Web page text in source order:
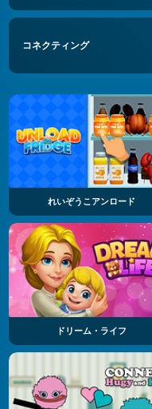
コネクティング
れいぞうこアンロード
ドリーム・ライフ